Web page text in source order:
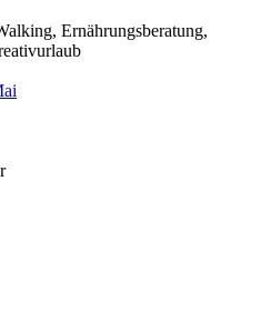
Ernährungsberatung,